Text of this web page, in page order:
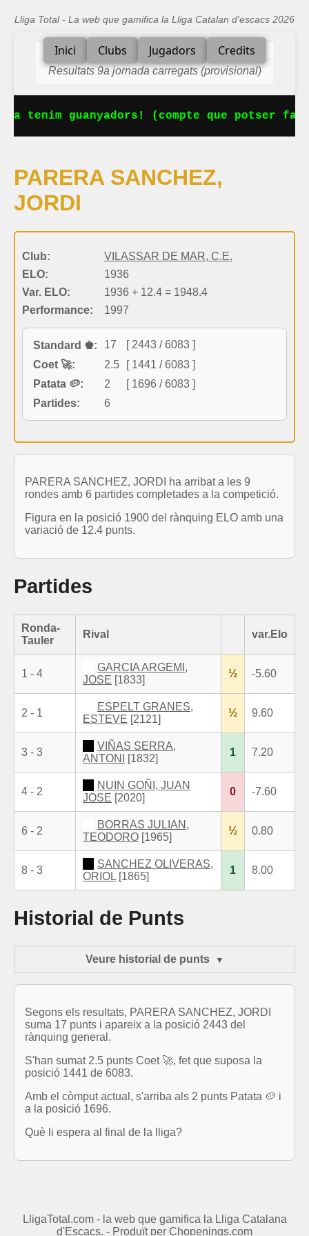
Lliga Total - La web que gamifica la Lliga Catalan d'escacs 2026
Inici Clubs Jugadors Credits
Resultats 9a jornada carregats (provisional)
tenim guanyadors! (compte que potser
PARERA SANCHEZ,
JORDI
Club:
VILASSAR DE MAR, C.E.
ELO:
1936
Var. ELO:
1936 + 12.4 = 1948.4
Performance:
1997
Standard ♚: 17
[ 2443 / 6083 ]
Coet 🚀:
2.5
[ 1441 / 6083 ]
Patata 🥔:
2
[ 1696 / 6083 ]
Partides:
6
PARERA SANCHEZ, JORDI ha arribat a les 9
rondes amb 6 partides completades a la competició.
Figura en la posició 1900 del rànquing ELO amb una
variació de 12.4 punts.
Partides
Ronda-
Tauler
Rival var.Elo
1 - 4
GARCIA ARGEMI,
JOSE [1833]
½ -5.60
2 - 1
ESPELT GRANES,
ESTEVE [2121]
½ 9.60
3 - 3
VIÑAS SERRA,
ANTONI
[1832]
1 7.20
4 - 2
NUIN GOÑI, JUAN
JOSE [2020]
0 -7.60
6 - 2
BORRAS JULIAN,
TEODORO [1965]
½ 0.80
8 - 3
SANCHEZ OLIVERAS,
ORIOL [1865]
1 8.00
Historial de Punts
Veure historial de punts
Segons els resultats, PARERA SANCHEZ, JORDI
suma 17 punts i apareix a la posició 2443 del
rànquing general.
S'han sumat 2.5 punts Coet 🚀, fet que suposa la
posició 1441 de 6083.
Amb el còmput actual, s'arriba als 2 punts Patata 🥔 i
a la posició 1696.
Què li espera al final de la lliga?
LligaTotal.com - la web que gamifica la Lliga Catalana
d'Escacs. - Produït per Chopenings.com